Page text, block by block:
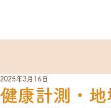
健康計測・
2025年3月16日